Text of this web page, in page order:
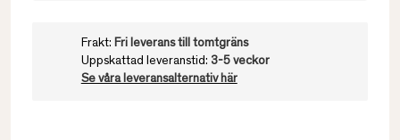
Frakt: Fri leverans till tomtgräns
Uppskattad leveranstid: 3-5 veckor
Se våra leveransalternativ här